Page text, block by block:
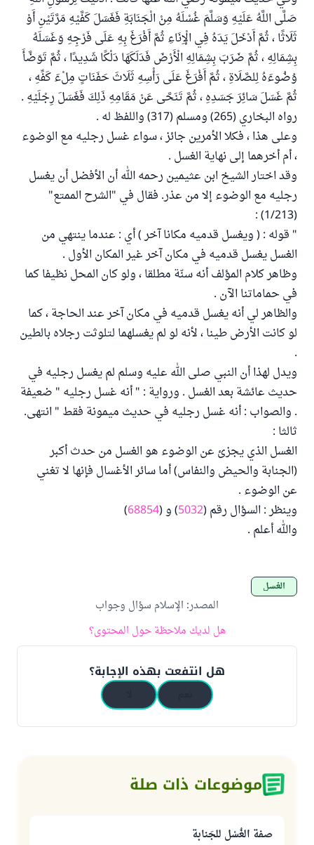
صَلَّى اللَّهُ عَلَيْهِ وَسَلَّمَ غُسْلَهُ مِنْ الْجَنَابَةِ فَغَسَلَ كَفَّيْهِ مَرَّتَيْنِ أَوْ
ثَلَاثًا ، ثُمَّ أَدْخَلَ يَدَهُ فِي الْإِنَاءِ ثُمَّ أَفْرَغَ بِهِ عَلَى فَرْجِهِ وَغَسَلَهُ
بِشِمَالِهِ ، ثُمَّ ضَرَبَ بِشِمَالِهِ الْأَرْضَ فَدَلَكَهَا دَلْكًا شَدِيدًا ، ثُمَّ تَوَضَّأَ
وُضُوءَهُ لِلصَّلَاةِ ، ثُمَّ أَفْرَغَ عَلَى رَأْسِهِ ثَلَاثَ حَفَنَاتٍ مِلْءَ كَفِّهِ ،
ثُمَّ غَسَلَ سَائِرَ جَسَدِهِ ، ثُمَّ تَنَحَّى عَنْ مَقَامِهِ ذَلِكَ فَغَسَلَ رِجْلَيْهِ .
رواه البخاري (265) ومسلم (317) واللفظ له .
وعلى هذا ، فكلا الأمرين جائز ، سواء غسل رجليه مع الوضوء
، أم أخرهما إلى نهاية الغسل .
وقد اختار الشيخ ابن عثيمين رحمه الله أن الأفضل أن يغسل
رجليه مع الوضوء إلا من عذر. فقال في "الشرح الممتع"
(1/213) :
" قوله : ( ويغسل قدميه مكانا آخر ) أي : عندما ينتهي من
الغسل يغسل قدميه في مكان آخر غير المكان الأول .
وظاهر كلام المؤلف أنه سنّة مطلقا ، ولو كان المحل نظيفا كما
في حماماتنا الآن .
والظاهر لي أنه يغسل قدميه في مكان آخر عند الحاجة ، كما
لو كانت الأرض طينا ، لأنه لو لم يغسلهما لتلوثت رجلاه بالطين
.
ويدل لهذا أن النبي صلى الله عليه وسلم لم يغسل رجليه في
حديث عائشة بعد الغسل . ورواية : " أنه غسل رجليه " ضعيفة
. والصواب : أنه غسل رجليه في حديث ميمونة فقط " انتهى.
ثالثا :
الغسل الذي يجزئ عن الوضوء هو الغسل من حدث أكبر
(الجنابة والحيض والنفاس) أما سائر الأغسال فإنها لا تغني
عن الوضوء .
وينظر : السؤال رقم (5032) و (68854
)
والله أعلم .
الغسل
المصدر: الإسلام سؤال وجواب
هل لديك ملاحظة حول المحتوى؟
هل انتفعت بهذه الإجابة؟
موضوعات ذات صلة
صفة الغُسْل للجَنابة